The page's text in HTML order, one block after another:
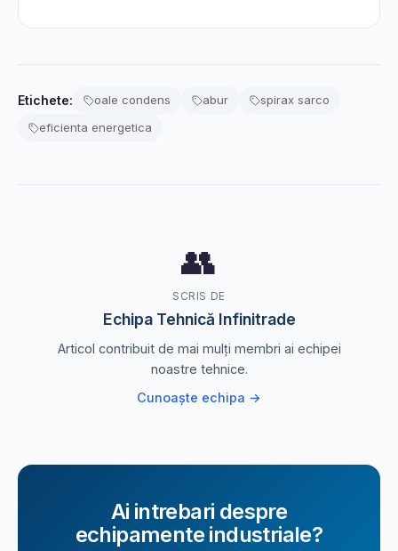
Etichete: oale condens abur
spirax sarco
eficienta energetica
👥
SCRIS DE
Echipa Tehnică Infinitrade
Articol contribuit de mai mulți membri ai echipei
noastre tehnice.
Cunoaște echipa →
Ai intrebari despre
echipamente industriale?